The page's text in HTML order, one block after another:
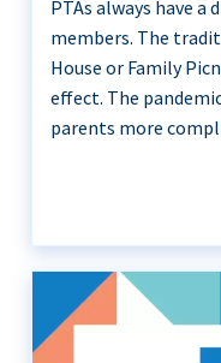
PTAs always have
members. The
House or Family
effect. The
parents more